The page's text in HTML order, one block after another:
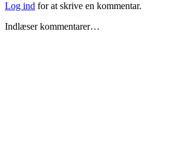
Log ind for at skrive en kommentar.
Indlæser kommentarer…